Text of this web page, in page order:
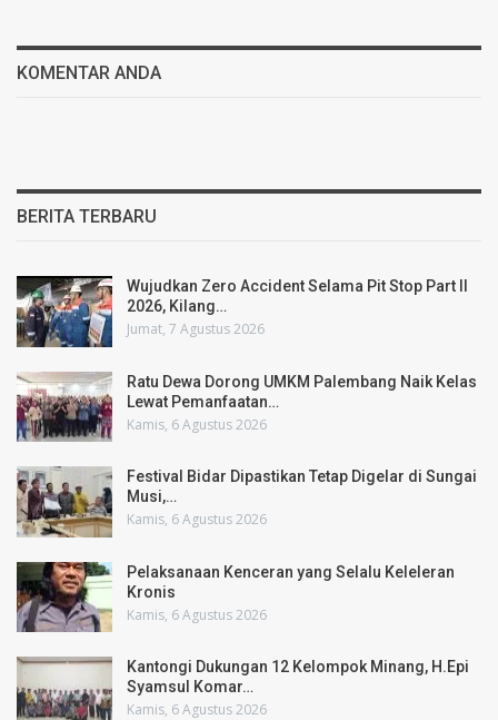
KOMENTAR ANDA
BERITA TERBARU
Wujudkan Zero Accident Selama Pit Stop Part II
2026, Kilang…
Jumat, 7 Agustus 2026
Ratu Dewa Dorong UMKM Palembang Naik Kelas
Lewat Pemanfaatan…
Kamis, 6 Agustus 2026
Festival Bidar Dipastikan Tetap Digelar di Sungai
Musi,…
Kamis, 6 Agustus 2026
Pelaksanaan Kenceran yang Selalu Keleleran
Kronis
Kamis, 6 Agustus 2026
Kantongi Dukungan 12 Kelompok Minang, H.Epi
Syamsul Komar…
Kamis, 6 Agustus 2026